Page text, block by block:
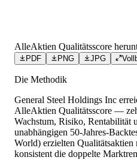
AlleAktien Qualitätsscore
PDF PNG JPG
Die Methodik
General Steel Holdings Inc
AlleAktien Qualitätsscore —
Wachstum, Risiko, Rentabilität
unabhängigen 50-Jahres-
World) erzielten Qualitätsaktien
konsistent die doppelte